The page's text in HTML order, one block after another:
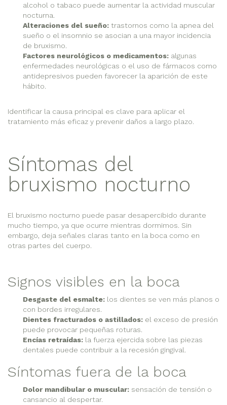
alcohol o tabaco puede aumentar la actividad muscular
nocturna.
Alteraciones del sueño: trastornos como la apnea del
sueño o el insomnio se asocian a una mayor incidencia
de bruxismo.
Factores neurológicos o medicamentos: algunas
enfermedades neurológicas o el uso de fármacos como
antidepresivos pueden favorecer la aparición de este
hábito.
Identificar la causa principal es clave para aplicar el
tratamiento más eficaz y prevenir daños a largo plazo.
Síntomas del
bruxismo nocturno
El bruxismo nocturno puede pasar desapercibido durante
mucho tiempo, ya que ocurre mientras dormimos. Sin
embargo, deja señales claras tanto en la boca como en
otras partes del cuerpo.
Signos visibles en la boca
Desgaste del esmalte: los dientes se ven más planos o
con bordes irregulares.
Dientes fracturados o astillados: el exceso de presión
puede provocar pequeñas roturas.
Encías retraídas: la fuerza ejercida sobre las piezas
dentales puede contribuir a la recesión gingival.
Síntomas fuera de la boca
Dolor mandibular o muscular: sensación de tensión o
cansancio al despertar.